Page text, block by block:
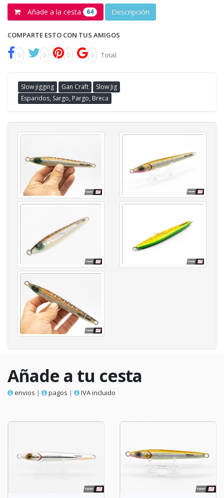
Añade a la cesta 64 Descripción
COMPARTE ESTO CON TUS AMIGOS
0 0 0 0 Total:
Slow jigging Gan Craft
Slow Jig
Esparidos, Sargo, Pargo, Breca
Añade a tu cesta
envios | pagos | IVA incluido